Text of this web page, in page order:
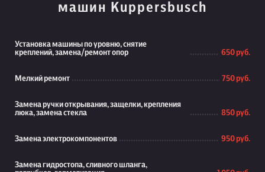
машин Kuppersbusch
Установка машины по уровню, снятие
креплений, замена/ремонт опор
650 руб.
Мелкий ремонт 750 руб.
Замена ручки открывания, защелки, крепления
люка, замена стекла
850 руб.
Замена электрокомпонентов 950 руб.
Замена гидростопа, сливного шланга,